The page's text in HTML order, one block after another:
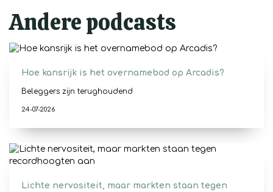
Andere podcasts
Hoe kansrijk is het overnamebod op Arcadis?
Beleggers zijn terughoudend
24-07-2026
Lichte nervositeit, maar markten staan tegen